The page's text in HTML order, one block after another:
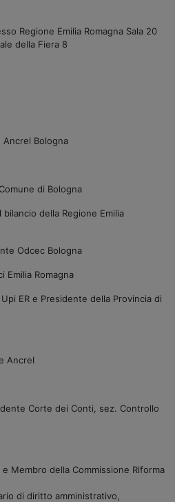
Romagna Sala 20
della Fiera 8
Ancrel Bologna
di Bologna
bilancio della Regione Emilia
Odcec Bologna
Emilia Romagna
Upi ER e Presidente della Provincia di
Ancrel
Corte dei Conti, sez. Controllo
e Membro della Commissione Riforma
di diritto amministrativo,